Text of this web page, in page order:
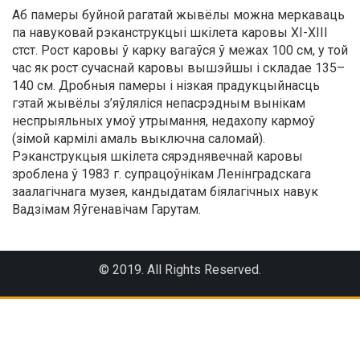
Аб памеры буйной рагатай жывёлы можна меркаваць
па навуковай рэканструкцыі шкілета каровы ХI-ХIII
стст. Рост каровы ў карку вагаўся ў межах 100 см, у той
час як рост сучаснай каровы вышэйшы і складае 135–
140 см. Дробныя памеры і нізкая прадукцыйнасць
гэтай жывёлы з’яўляліся непасрэдным вынікам
неспрыяльных умоў утрымання, недахопу кармоў
(зімой кармілі амаль выключна саломай).
Рэканструкцыя шкілета сярэднявечнай каровы
зроблена ў 1983 г. супрацоўнікам Ленінградскага
заалагічнага музея, кандыдатам біялагічных навук
Вадзімам Яўгенавічам Гарутам.
© 2019. All Rights Reserved.